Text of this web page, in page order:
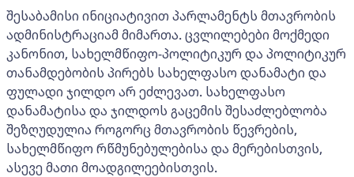
შესაბამისი ინიციატივით პარლამენტს მთავრობის
ადმინისტრაციამ მიმართა. ცვლილებები მოქმედი
კანონით, სახელმწიფო-პოლიტიკურ და პოლიტიკურ
თანამდებობის პირებს სახელფასო დანამატი და
ფულადი ჯილდო არ ეძლევათ. სახელფასო
დანამატისა და ჯილდოს გაცემის შესაძლებლობა
შეზღუდულია როგორც მთავრობის წევრების,
სახელმწიფო რწმუნებულებისა და მერებისთვის,
ასევე მათი მოადგილეებისთვის.